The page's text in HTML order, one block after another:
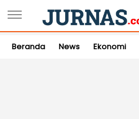
Beranda News Ekonomi